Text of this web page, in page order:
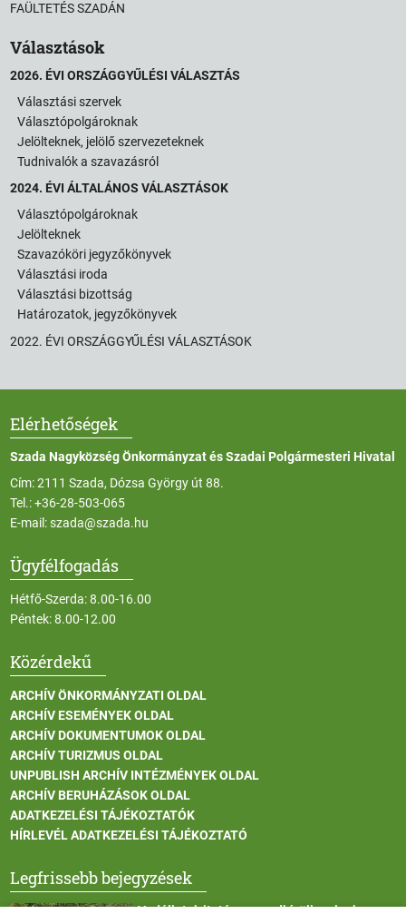
FAÜLTETÉS SZADÁN
Választások
2026. ÉVI ORSZÁGGYŰLÉSI VÁLASZTÁS
Választási szervek
Választópolgároknak
Jelölteknek, jelölő szervezeteknek
Tudnivalók a szavazásról
2024. ÉVI ÁLTALÁNOS VÁLASZTÁSOK
Választópolgároknak
Jelölteknek
Szavazóköri jegyzőkönyvek
Választási iroda
Választási bizottság
Határozatok, jegyzőkönyvek
2022. ÉVI ORSZÁGGYŰLÉSI VÁLASZTÁSOK
Elérhetőségek
Szada Nagyközség Önkormányzat és Szadai Polgármesteri Hivatal
Cím: 2111 Szada, Dózsa György út 88.
Tel.:+36-28-503-065
E-mail:szada@szada.hu
Ügyfélfogadás
Hétfő-Szerda: 8.00-16.00
Péntek: 8.00-12.00
Közérdekű
ARCHÍV ÖNKORMÁNYZATI OLDAL
ARCHÍV ESEMÉNYEK OLDAL
ARCHÍV DOKUMENTUMOK OLDAL
ARCHÍV TURIZMUS OLDAL
UNPUBLISH ARCHÍV INTÉZMÉNYEK OLDAL
ARCHÍV BERUHÁZÁSOK OLDAL
ADATKEZELÉSI TÁJÉKOZTATÓK
HÍRLEVÉL ADATKEZELÉSI TÁJÉKOZTATÓ
Legfrissebb bejegyzések
Vadállatok itatása a rendkívüli melegben